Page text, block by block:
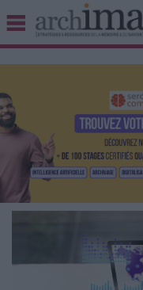
BIBLIOTHÈQUE ÉDITION
UNIVERS DATA
TRAVAIL COLLABORATIF
VIE NUMÉRIQUE
NUMÉRIQUE RESPONSABLE